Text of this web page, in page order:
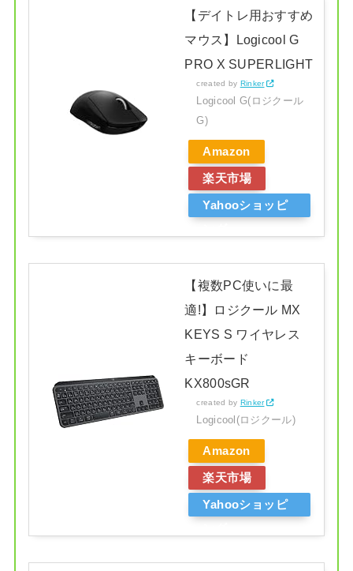
【デイトレ用おすすめ
マウス】Logicool G
PRO X SUPERLIGHT
created by Rinker
Logicool G(ロジクール
G)
Amazon
楽天市場
Yahooショッピ
【複数PC使いに最
適!】ロジクール MX
KEYS S ワイヤレス
キーボード
KX800sGR
created by Rinker
Logicool(ロジクール)
Amazon
楽天市場
Yahooショッピ